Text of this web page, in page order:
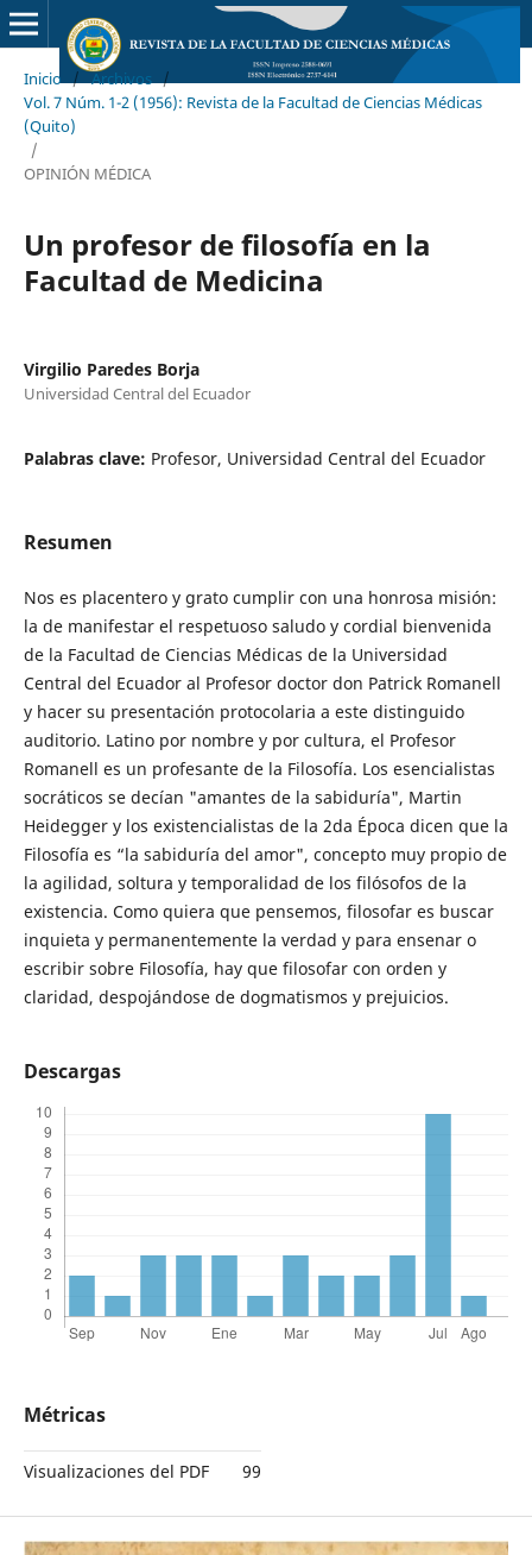
Inicio / Archivos /
Vol. 7 Núm. 1-2 (1956): Revista de la Facultad de Ciencias Médicas
(Quito)
/
OPINIÓN MÉDICA
Un profesor de filosofía en la
Facultad de Medicina
Virgilio Paredes Borja
Universidad Central del Ecuador
Palabras clave: Profesor, Universidad Central del Ecuador
Resumen
Nos es placentero y grato cumplir con una honrosa misión:
la de manifestar el respetuoso saludo y cordial bienvenida
de la Facultad de Ciencias Médicas de la Universidad
Central del Ecuador al Profesor doctor don Patrick Romanell
y hacer su presentación protocolaria a este distinguido
auditorio. Latino por nombre y por cultura, el Profesor
Romanell es un profesante de la Filosofía. Los esencialistas
socráticos se decían "amantes de la sabiduría", Martin
Heidegger y los existencialistas de la 2da Época dicen que la
Filosofía es “la sabiduría del amor", concepto muy propio de
la agilidad, soltura y temporalidad de los filósofos de la
existencia. Como quiera que pensemos, filosofar es buscar
inquieta y permanentemente la verdad y para ensenar o
escribir sobre Filosofía, hay que filosofar con orden y
claridad, despojándose de dogmatismos y prejuicios.
Descargas
Métricas
Visualizaciones del PDF 99